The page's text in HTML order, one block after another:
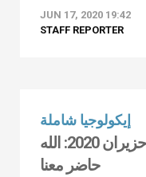
JUN 17, 2020 19:42
STAFF REPORTER
إيكولوجيا شاملة
عناوين نشرة الثلاثاء 16 حزيران 2020: الله
حاضر معنا